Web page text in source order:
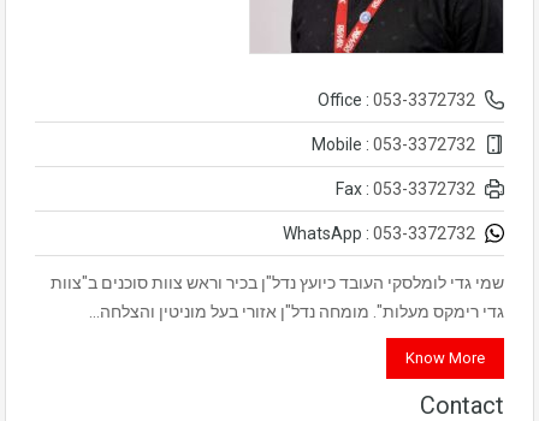
053-3372732
053-3372732
053-3372732
053-3372732
שמי גדי לומלסקי העובד כיועץ נדל"ן בכיר וראש צוות סוכנים ב"צוות
גדי רימקס מעלות". מומחה נדל"ן אזורי בעל מוניטין והצלחה…
Know More
Contact